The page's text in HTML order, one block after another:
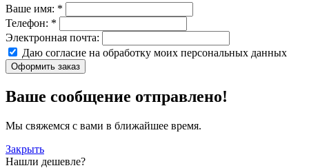
Ваше имя: *
Телефон: *
Электронная почта:
Даю согласие на обработку моих персональных данных
Оформить заказ
Ваше сообщение отправлено!
Мы свяжемся с вами в ближайшее время.
Закрыть
Нашли дешевле?